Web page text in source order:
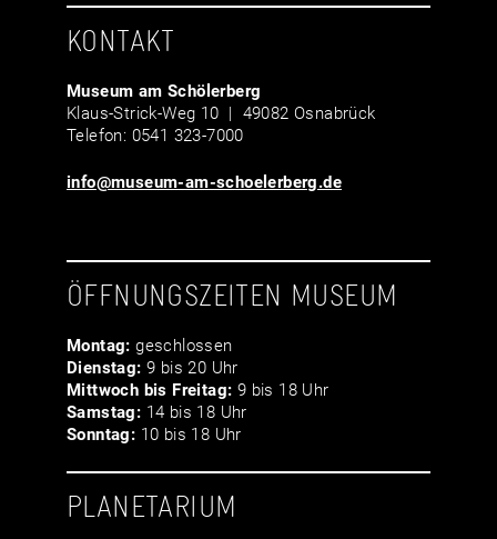
KONTAKT
Museum am Schölerberg
Klaus-Strick-Weg 10 | 49082 Osnabrück
Telefon: 0541 323-7000
info@museum-am-schoelerberg.de
ÖFFNUNGSZEITEN MUSEUM
Montag: geschlossen
Dienstag: 9 bis 20 Uhr
Mittwoch bis Freitag: 9 bis 18 Uhr
Samstag: 14 bis 18 Uhr
Sonntag: 10 bis 18 Uhr
PLANETARIUM